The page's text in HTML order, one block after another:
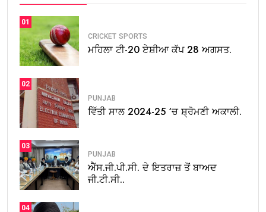
01
CRICKET SPORTS
ਮਹਿਲਾ ਟੀ-20 ਏਸ਼ੀਆ ਕੱਪ 28 ਅਗਸਤ.
02
PUNJAB
ਵਿੱਤੀ ਸਾਲ 2024-25 ‘ਚ ਸ਼੍ਰੋਮਣੀ ਅਕਾਲੀ.
03
PUNJAB
ਐੱਸ.ਜੀ.ਪੀ.ਸੀ. ਦੇ ਇਤਰਾਜ਼ ਤੋਂ ਬਾਅਦ
ਜੀ.ਟੀ.ਸੀ..
04